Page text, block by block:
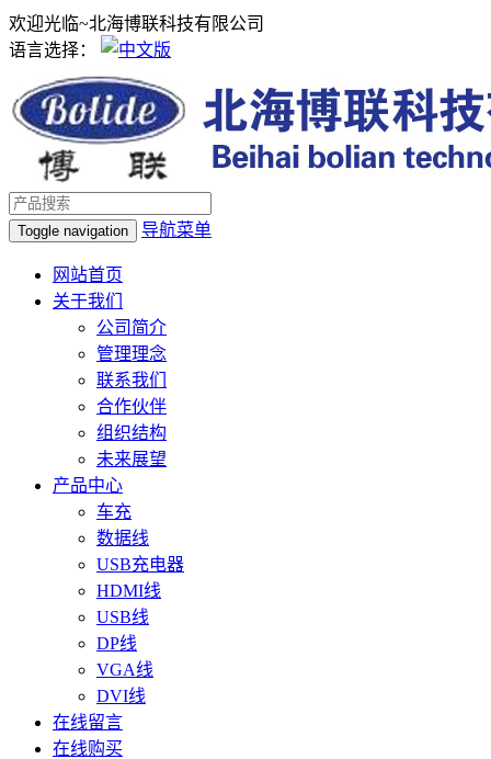
欢迎光临~北海博联科技有限公司
语言选择：
Toggle navigation 导航菜单
网站首页
关于我们
公司简介
管理理念
联系我们
合作伙伴
组织结构
未来展望
产品中心
车充
数据线
USB充电器
HDMI线
USB线
DP线
VGA线
DVI线
在线留言
在线购买